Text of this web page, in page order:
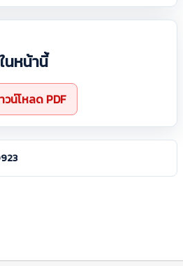
นหน้านี้
วน์โหลด PDF